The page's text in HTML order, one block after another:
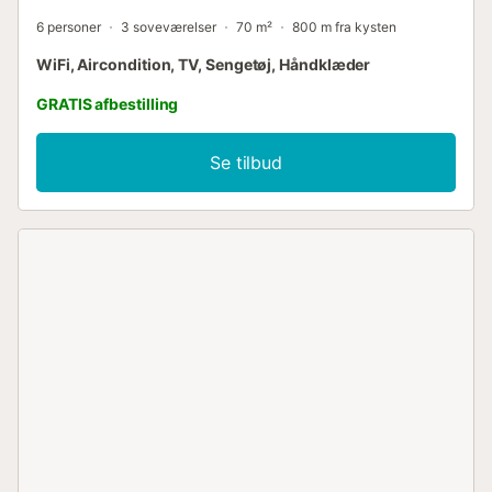
6 personer 3 soveværelser 70 m² 800 m fra kysten
WiFi, Aircondition, TV, Sengetøj, Håndklæder
GRATIS afbestilling
Se tilbud